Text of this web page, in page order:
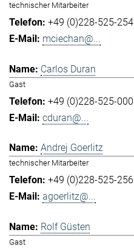
technischer Mitarbeiter
+49 (0)228-525-254
mciechan@...
Carlos Duran
Gast
+49 (0)228-525-000
cduran@...
Andrej Goerlitz
technischer Mitarbeiter
+49 (0)228-525-256
agoerlitz@...
Rolf Güsten
Gast